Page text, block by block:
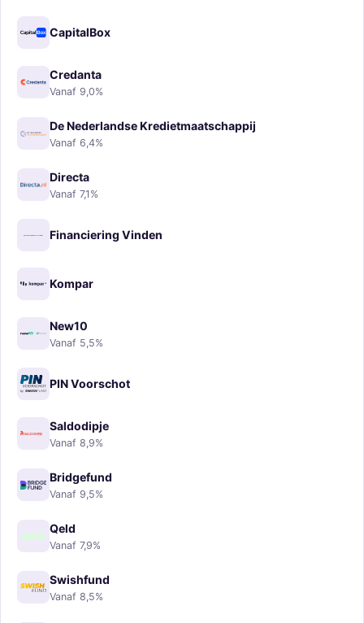
CapitalBox
Credanta
Vanaf 9,0%
De Nederlandse Kredietmaatschappij
Vanaf 6,4%
Directa
Vanaf 7,1%
Financiering Vinden
Kompar
New10
Vanaf 5,5%
PIN Voorschot
Saldodipje
Vanaf 8,9%
Bridgefund
Vanaf 9,5%
Qeld
Vanaf 7,9%
Swishfund
Vanaf 8,5%